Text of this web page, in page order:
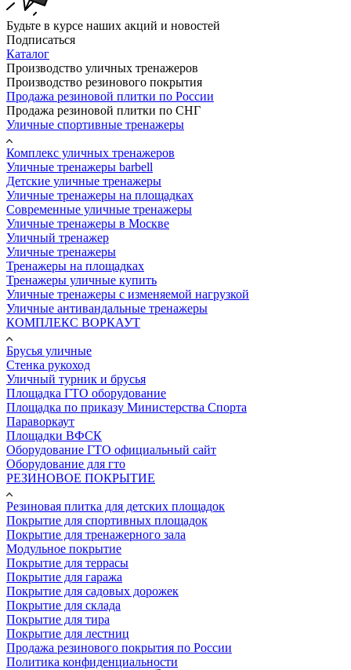
Будьте в курсе наших акций и новостей
Подписаться
Каталог
Производство уличных тренажеров
Производство резинового покрытия
Продажа резиновой плитки по России
Продажа резиновой плитки по СНГ
Уличные спортивные тренажеры
Комплекс уличных тренажеров
Уличные тренажеры barbell
Детские уличные тренажеры
Уличные тренажеры на площадках
Современные уличные тренажеры
Уличные тренажеры в Москве
Уличный тренажер
Уличные тренажеры
Тренажеры на площадках
Тренажеры уличные купить
Уличные тренажеры с изменяемой нагрузкой
Уличные антивандальные тренажеры
КОМПЛЕКС ВОРКАУТ
Брусья уличные
Стенка рукоход
Уличный турник и брусья
Площадка ГТО оборудование
Площадка по приказу Министерства Спорта
Параворкаут
Площадки ВФСК
Оборудование ГТО официальный сайт
Оборудование для гто
РЕЗИНОВОЕ ПОКРЫТИЕ
Резиновая плитка для детских площадок
Покрытие для спортивных площадок
Покрытие для тренажерного зала
Модульное покрытие
Покрытие для террасы
Покрытие для гаража
Покрытие для садовых дорожек
Покрытие для склада
Покрытие для тира
Покрытие для лестниц
Продажа резинового покрытия по России
Политика конфиденциальности